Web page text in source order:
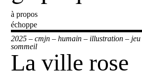
Baptiste Vandaele
à propos
échoppe
2025 –cmjn –humain – illustration – jeu
sommeil
La ville rose